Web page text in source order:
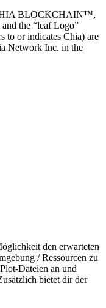
BLOCKCHAIN™,
the “leaf Logo”
to or indicates Chia) are
Network Inc. in the
den erwarteten
/ Ressourcen zu
Dateien an und
bietet dir der